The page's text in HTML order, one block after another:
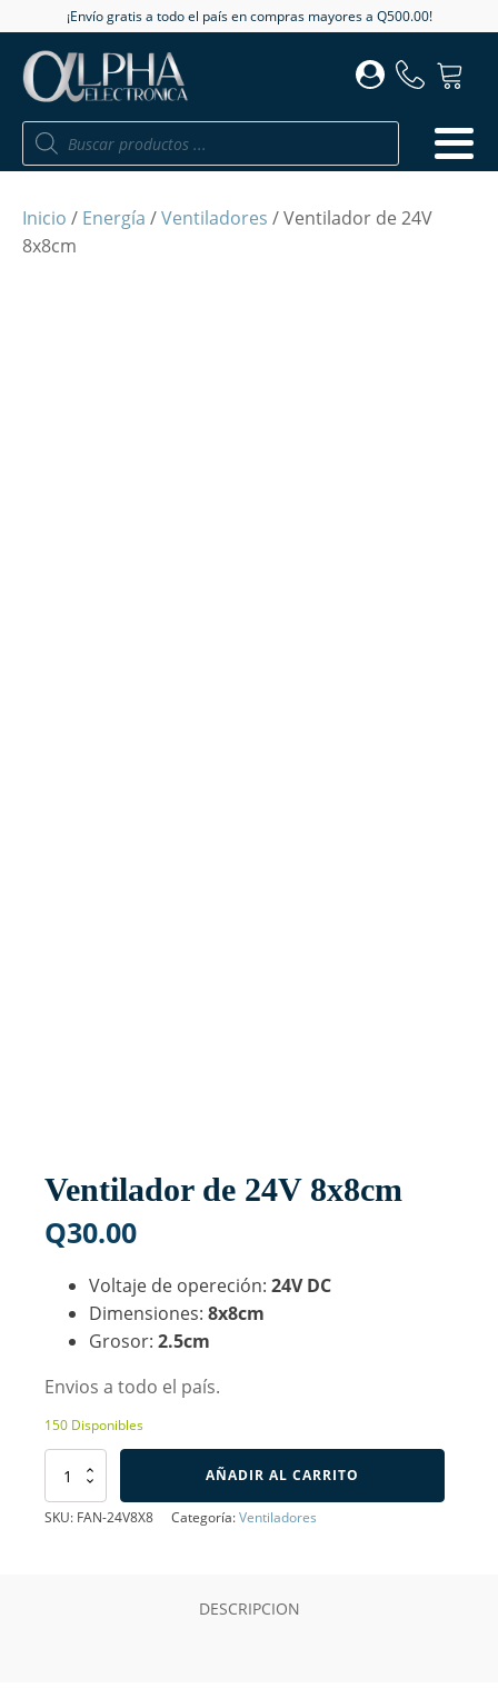
¡Envío gratis a todo el país en compras mayores a Q500.00!
Búsqueda
productos
Inicio / Energía /Ventiladores / Ventilador de 24V
8x8cm
Ventilador de 24V 8x8cm
Q30.00
Voltaje de opereción: 24V DC
Dimensiones: 8x8cm
Grosor: 2.5cm
Envios a todo el país.
150 Disponibles
Ventilador
24V
AÑADIR AL CARRITO
SKU: FAN-24V8X8 Categoría:Ventiladores
DESCRIPCION